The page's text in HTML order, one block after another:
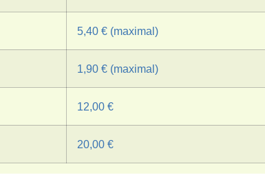
5,40 € (maximal)
1,90 € (maximal)
12,00 €
20,00 €